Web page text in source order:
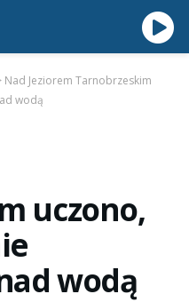
Nad Jeziorem Tarnobrzeskim
wodą
uczono,
wodą